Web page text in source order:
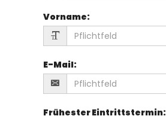
Vorname:
E-Mail:
Frühester Eintrittstermin: